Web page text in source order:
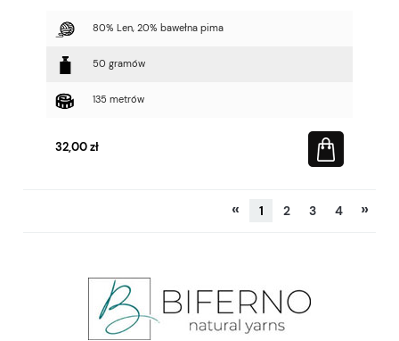
80% Len, 20% bawełna pima
50 gramów
135 metrów
32,00 zł
« 1 2 3 4 »